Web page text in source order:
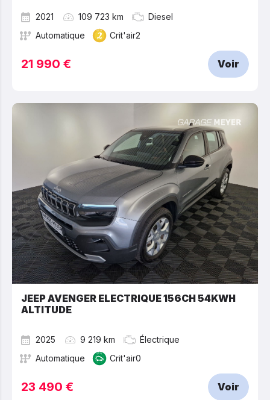
2021 109 723 km
Diesel
Automatique
Crit'air2
21 990 € Voir
JEEP AVENGER ELECTRIQUE 156CH 54KWH
ALTITUDE
2025 9 219 km
Électrique
Automatique
Crit'air0
23 490 € Voir